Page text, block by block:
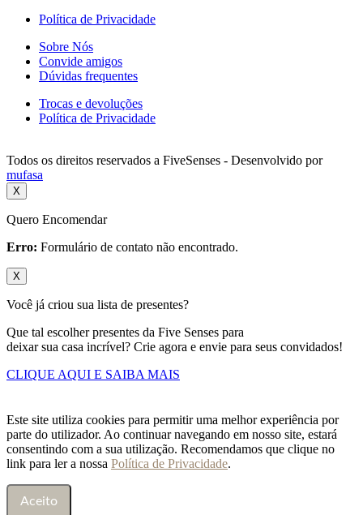
Política de Privacidade
Sobre Nós
Convide amigos
Dúvidas frequentes
Trocas e devoluções
Política de Privacidade
Todos os direitos reservados a FiveSenses - Desenvolvido por
mufasa
X
Quero Encomendar
Erro: Formulário de contato não encontrado.
X
Você já criou sua lista de presentes?
Que tal escolher presentes da Five Senses para
deixar sua casa incrível? Crie agora e envie para seus convidados!
CLIQUE AQUI E SAIBA MAIS
Este site utiliza cookies para permitir uma melhor experiência por
parte do utilizador. Ao continuar navegando em nosso site, estará
consentindo com a sua utilização. Recomendamos que clique no
link para ler a nossa Política de Privacidade.
Aceito